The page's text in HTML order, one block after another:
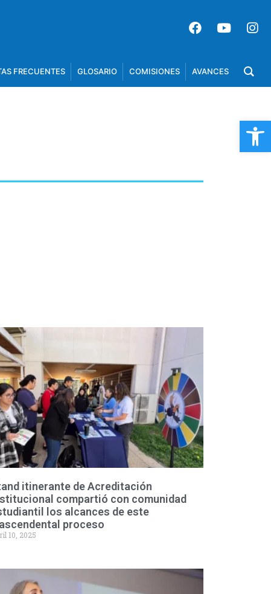
FRECUENTES GLOSARIO COMISIONES AVANCES
itinerante de Acreditación
compartió con comunidad
los alcances de este
proceso
10, 2025